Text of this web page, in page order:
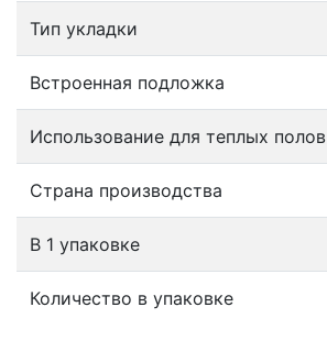
Тип укладки
Встроенная подложка
Использование для теплых полов
Страна производства
В 1 упаковке
Количество в упаковке